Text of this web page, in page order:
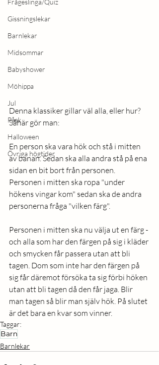
Frågeslinga/Quiz
Gissningslekar
Barnlekar
Midsommar
Babyshower
Möhippa
Jul
Påsk
Halloween
Övriga högtider
Denna klassiker gillar väl alla, eller hur?
Såhär gör man:
En person ska vara hök och stå i mitten
av banan. Sedan ska alla andra stå på ena
sidan en bit bort från personen.
Personen i mitten ska ropa "under
hökens vingar kom" sedan ska de andra
personerna fråga "vilken färg".
Personen i mitten ska nu välja ut en färg -
och alla som har den färgen på sig i kläder
och smycken får passera utan att bli
tagen. Dom som inte har den färgen på
sig får däremot försöka ta sig förbi höken
utan att bli tagen då den får jaga. Blir
man tagen så blir man själv hök. På slutet
är det bara en kvar som vinner.
Taggar:
Barn
Barnlekar